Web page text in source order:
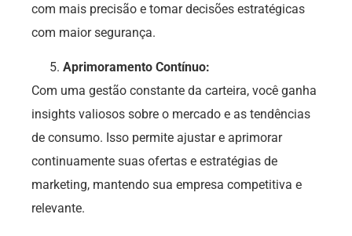
com mais precisão e tomar decisões estratégicas
com maior segurança.
Aprimoramento Contínuo:
Com uma gestão constante da carteira, você ganha
insights valiosos sobre o mercado e as tendências
de consumo. Isso permite ajustar e aprimorar
continuamente suas ofertas e estratégias de
marketing, mantendo sua empresa competitiva e
relevante.